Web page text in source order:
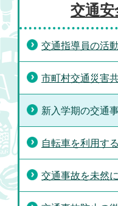
交通安
交通指導員の活動
市町村交通災害
新入学期の交通
自転車を利用す
交通事故を未然